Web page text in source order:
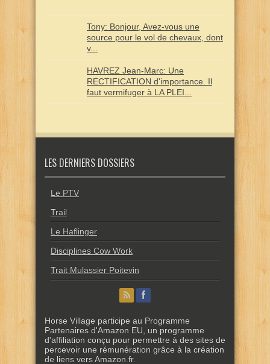
Tony: Bonjour, Avez-vous une
source pour le vol de chevaux, dont
v...
HAVREZ Jean-Marc: Une
RECTIFICATION d'importance. Il
faut vermifuger à LA PLEI...
LES DERNIERS DOSSIERS
Le PTV
Trail
Le Haflinger
Disciplines Cow Work
Trait Mulassier Poitevin
Horse Village participe au Programme
Partenaires d'Amazon EU, un programme
d'affiliation conçu pour permettre à des sites de
percevoir une rémunération grâce à la création
de liens vers Amazon.fr.